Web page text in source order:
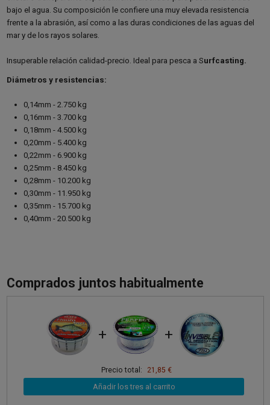
bajo el agua. Su composición le confiere una muy elevada resistencia
frente a la abrasión, así como a las duras condiciones de las aguas del
mar y de los rayos solares.
Insuperable relación calidad-precio. Ideal para pesca a Surfcasting.
Diámetros y resistencias:
0,14mm - 2.750 kg
0,16mm - 3.700 kg
0,18mm - 4.500 kg
0,20mm - 5.400 kg
0,22mm - 6.900 kg
0,25mm - 8.450 kg
0,28mm - 10.200 kg
0,30mm - 11.950 kg
0,35mm - 15.700 kg
0,40mm - 20.500 kg
Comprados juntos habitualmente
+ +
Precio total: 21,85 €
Añadir los tres al carrito